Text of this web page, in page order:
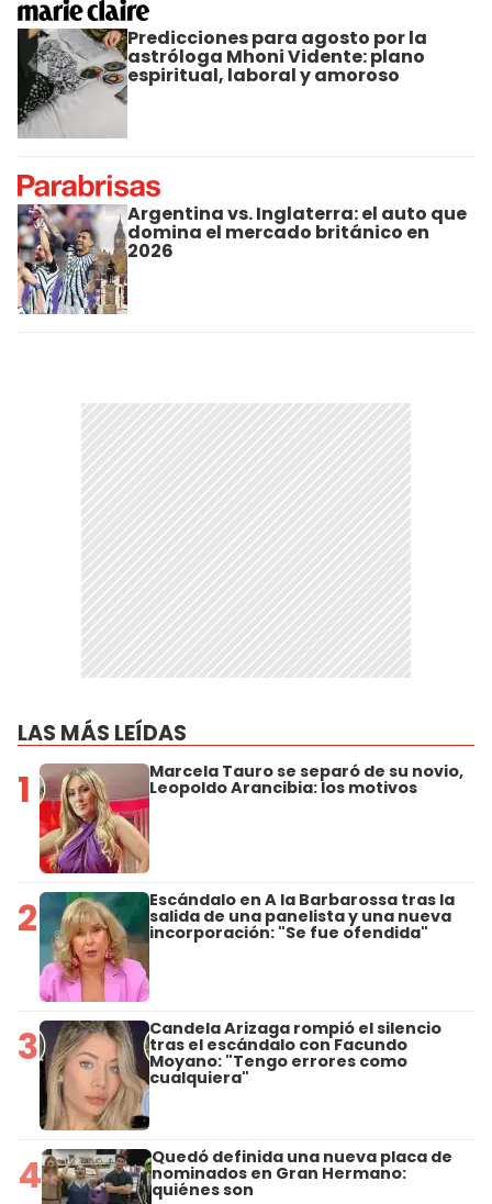
Predicciones para agosto por la
astróloga Mhoni Vidente: plano
espiritual, laboral y amoroso
Argentina vs. Inglaterra: el auto que
domina el mercado británico en
2026
LAS MÁS LEÍDAS
1 Marcela Tauro se separó de su novio,
Leopoldo Arancibia: los motivos
2 Escándalo en A la Barbarossa tras la
salida de una panelista y una nueva
incorporación: "Se fue ofendida"
3 Candela Arizaga rompió el silencio
tras el escándalo con Facundo
Moyano: "Tengo errores como
cualquiera"
4 Quedó definida una nueva placa de
nominados en Gran Hermano:
quiénes son